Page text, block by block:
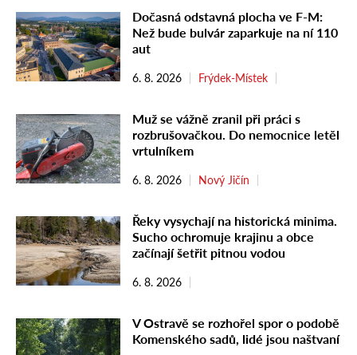
Dočasná odstavná plocha ve F-M:
Než bude bulvár zaparkuje na ní 110
aut
6. 8. 2026 Frýdek-Místek
Muž se vážně zranil při práci s
rozbrušovačkou. Do nemocnice letěl
vrtulníkem
6. 8. 2026 Nový Jičín
Řeky vysychají na historická minima.
Sucho ochromuje krajinu a obce
začínají šetřit pitnou vodou
6. 8. 2026
V Ostravě se rozhořel spor o podobě
Komenského sadů, lidé jsou naštvaní